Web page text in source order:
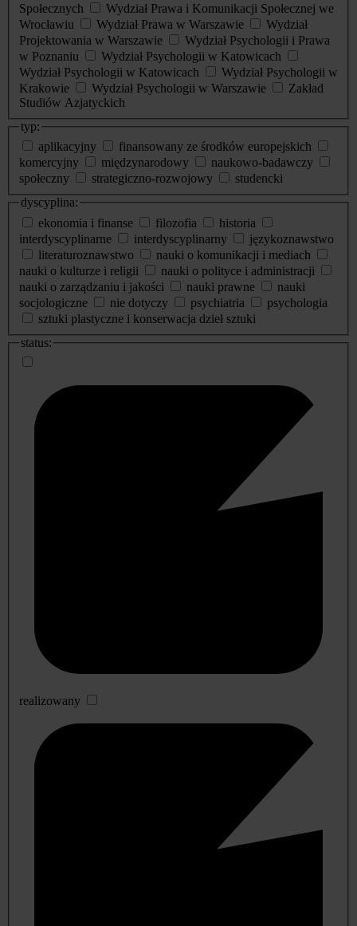
Społecznych
Wydział Prawa i Komunikacji Społecznej we
Wrocławiu
Wydział Prawa w Warszawie
Wydział
Projektowania w Warszawie
Wydział Psychologii i Prawa
w Poznaniu
Wydział Psychologii w Katowicach
Wydział Psychologii w Katowicach
Wydział Psychologii w
Krakowie
Wydział Psychologii w Warszawie
Zakład
Studiów Azjatyckich
typ:
aplikacyjny
finansowany ze środków europejskich
komercyjny
międzynarodowy
naukowo-badawczy
społeczny
strategiczno-rozwojowy
studencki
dyscyplina:
ekonomia i finanse
filozofia
historia
interdyscyplinarne
interdyscyplinarny
językoznawstwo
literaturoznawstwo
nauki o komunikacji i mediach
nauki o kulturze i religii
nauki o polityce i administracji
nauki o zarządzaniu i jakości
nauki prawne
nauki
socjologiczne
nie dotyczy psychiatria
psychologia
sztuki plastyczne i konserwacja dzieł sztuki
status:
realizowany